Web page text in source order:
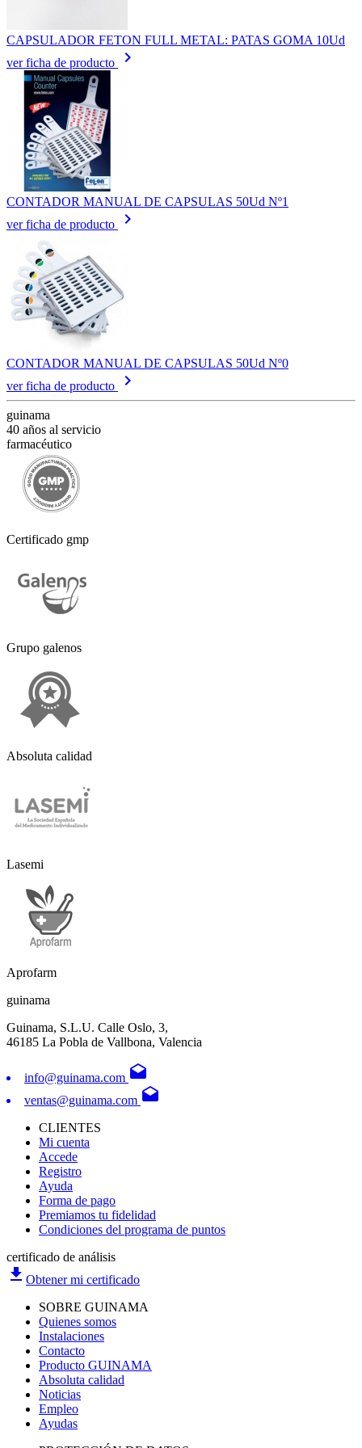
CAPSULADOR FETON FULL METAL: PATAS GOMA 10Ud
ver ficha de producto
keyboard_arrow_right
CONTADOR MANUAL DE CAPSULAS 50Ud Nº1
ver ficha de producto
keyboard_arrow_right
CONTADOR MANUAL DE CAPSULAS 50Ud Nº0
ver ficha de producto
keyboard_arrow_right
guinama
40 años al servicio
farmacéutico
Certificado gmp
Grupo galenos
Absoluta calidad
Lasemi
Aprofarm
guinama
Guinama, S.L.U. Calle Oslo, 3,
46185 La Pobla de Vallbona, Valencia
info@guinama.com drafts
ventas@guinama.com drafts
CLIENTES
Mi cuenta
Accede
Registro
Ayuda
Forma de pago
Premiamos tu fidelidad
Condiciones del programa de puntos
certificado de análisis
file_download Obtener mi certificado
SOBRE GUINAMA
Quienes somos
Instalaciones
Contacto
Producto GUINAMA
Absoluta calidad
Noticias
Empleo
Ayudas